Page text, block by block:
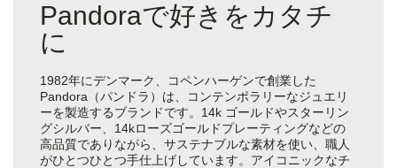
Pandoraで好きをカタチ
に
1982年にデンマーク、コペンハーゲンで創業した
Pandora（パンドラ）は、コンテンポラリーなジュエリ
ーを製造するブランドです。14k ゴールドやスターリン
グシルバー、14kローズゴールドプレーティングなどの
高品質でありながら、サステナブルな素材を使い、職人
がひとつひとつ手仕上げしています。アイコニックなチ